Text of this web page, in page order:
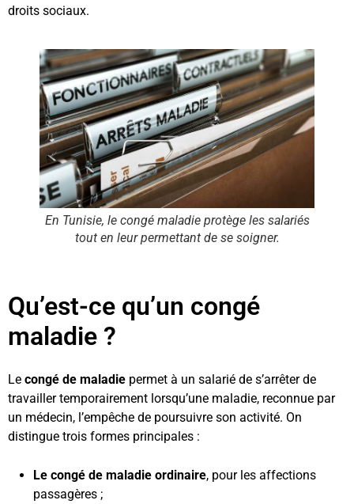
droits sociaux.
En Tunisie, le congé maladie protège les salariés
tout en leur permettant de se soigner.
Qu’est-ce qu’un congé
maladie ?
Le congé de maladie permet à un salarié de s’arrêter de
travailler temporairement lorsqu’une maladie, reconnue par
un médecin, l’empêche de poursuivre son activité. On
distingue trois formes principales :
Le congé de maladie ordinaire, pour les affections
passagères ;